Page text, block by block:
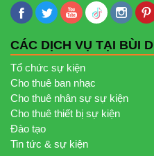
CÁC DỊCH VỤ TẠI BÙI
Tổ chức sự kiện
Cho thuê ban nhạc
Cho thuê nhân sự sự kiện
Cho thuê thiết bị sự kiện
Đào tạo
Tin tức & sự kiện